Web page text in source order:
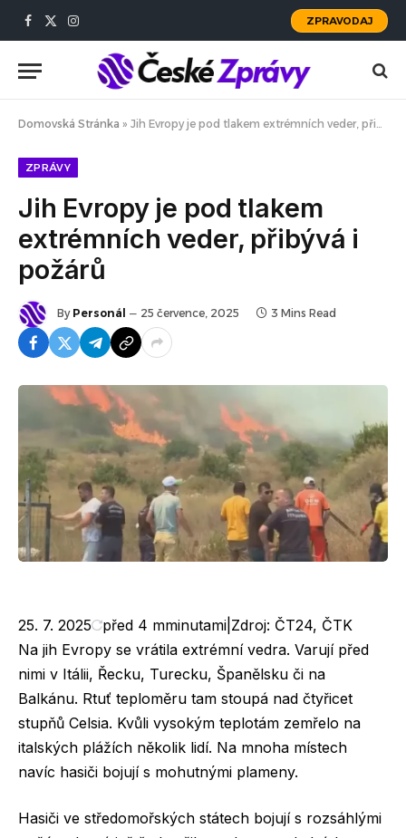
Facebook
X
Instagram
ZPRAVODAJ
Domovská Stránka » Jih Evropy je pod tlakem extrémních veder, přibývá i požárů
ZPRÁVY
Jih Evropy je pod tlakem
extrémních veder, přibývá i
požárů
By Personál 25 července, 2025 3 Mins Read
25. 7. 2025 před 4 mminutami Zdroj: ČT24, ČTK
Na jih Evropy se vrátila extrémní vedra. Varují před
nimi v Itálii, Řecku, Turecku, Španělsku či na
Balkánu. Rtuť teploměru tam stoupá nad čtyřicet
stupňů Celsia. Kvůli vysokým teplotám zemřelo na
italských plážích několik lidí. Na mnoha místech
navíc hasiči bojují s mohutnými plameny.
Hasiči ve středomořských státech bojují s rozsáhlými